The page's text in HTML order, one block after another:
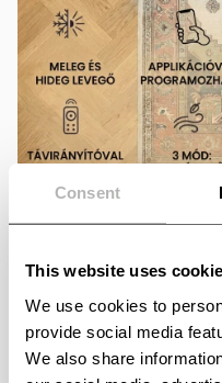
Consent
This website uses
We use cookies to
provide social media
We also share
Munjevito grije odvodi
okretanje lijevo i desno
bolju pokrivenost
Daljinsko upravljanje